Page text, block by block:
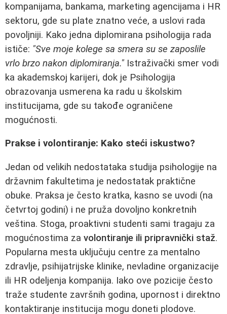
kompanijama, bankama, marketing agencijama i HR
sektoru, gde su plate znatno veće, a uslovi rada
povoljniji. Kako jedna diplomirana psihologija rada
ističe: "Sve moje kolege sa smera su se zaposlile
vrlo brzo nakon diplomiranja." Istraživački smer vodi
ka akademskoj karijeri, dok je Psihologija
obrazovanja usmerena ka radu u školskim
institucijama, gde su takođe ograničene
mogućnosti.
Prakse i volontiranje: Kako steći iskustwo?
Jedan od velikih nedostataka studija psihologije na
državnim fakultetima je nedostatak praktične
obuke. Praksa je često kratka, kasno se uvodi (na
četvrtoj godini) i ne pruža dovoljno konkretnih
veština. Stoga, proaktivni studenti sami tragaju za
mogućnostima za volontiranje ili pripravnički staž.
Popularna mesta uključuju centre za mentalno
zdravlje, psihijatrijske klinike, nevladine organizacije
ili HR odeljenja kompanija. Iako ove pozicije često
traže studente završnih godina, upornost i direktno
kontaktiranje institucija mogu doneti plodove.